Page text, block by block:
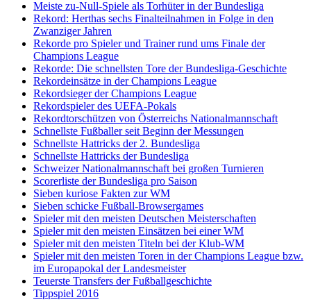
Meiste zu-Null-Spiele als Torhüter in der Bundesliga
Rekord: Herthas sechs Finalteilnahmen in Folge in den
Zwanziger Jahren
Rekorde pro Spieler und Trainer rund ums Finale der
Champions League
Rekorde: Die schnellsten Tore der Bundesliga-Geschichte
Rekordeinsätze in der Champions League
Rekordsieger der Champions League
Rekordspieler des UEFA-Pokals
Rekordtorschützen von Österreichs Nationalmannschaft
Schnellste Fußballer seit Beginn der Messungen
Schnellste Hattricks der 2. Bundesliga
Schnellste Hattricks der Bundesliga
Schweizer Nationalmannschaft bei großen Turnieren
Scorerliste der Bundesliga pro Saison
Sieben kuriose Fakten zur WM
Sieben schicke Fußball-Browsergames
Spieler mit den meisten Deutschen Meisterschaften
Spieler mit den meisten Einsätzen bei einer WM
Spieler mit den meisten Titeln bei der Klub-WM
Spieler mit den meisten Toren in der Champions League bzw.
im Europapokal der Landesmeister
Teuerste Transfers der Fußballgeschichte
Tippspiel 2016